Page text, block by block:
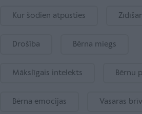
Kur šodien atpūsties
Drošība Bērna miegs
Mākslīgais intelekts Bērnu
Bērna emocijas Vasaras